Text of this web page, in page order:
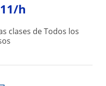
h
clases de Todos los